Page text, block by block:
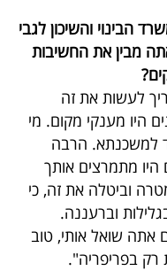
הבינוי והשיכון לגבי
מבין את החשיבות
לעשות את זה
היו מענקי מקום. מי
למשכנתא. הרבה
מתמרצים אותך
וביטלה את זה, כי
וברעננה.
אתה שואל אותי, טוב
רק בפריפריה".